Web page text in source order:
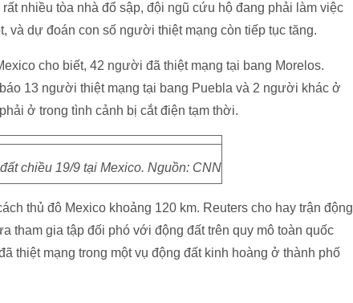
nhiều tòa nhà đổ sập, đội ngũ cứu hộ đang phải làm việc
và dự đoán con số người thiệt mạng còn tiếp tục tăng.
cho biết, 42 người đã thiệt mạng tại bang Morelos.
13 người thiệt mạng tại bang Puebla và 2 người khác ở
ở trong tình cảnh bị cắt điện tạm thời.
chiều 19/9 tại Mexico. Nguồn: CNN
thủ đô Mexico khoảng 120 km. Reuters cho hay trận động
tham gia tập đối phó với động đất trên quy mô toàn quốc
thiệt mạng trong một vụ động đất kinh hoàng ở thành phố